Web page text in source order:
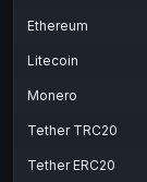
Ethereum
Litecoin
Monero
Tether TRC20
Tether ERC20